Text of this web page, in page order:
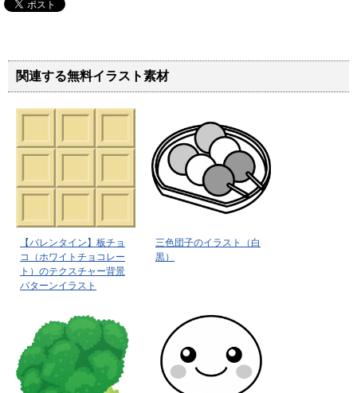
関連する無料イラスト素材
【バレンタイン】板チョ
コ（ホワイトチョコレー
ト）のテクスチャー背景
パターンイラスト
三色団子のイラスト（白
黒）